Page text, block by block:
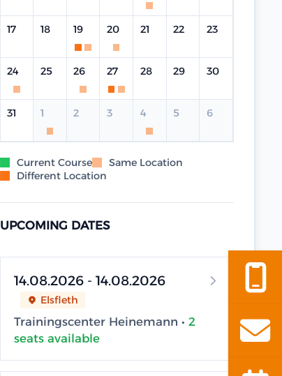
17 18 19 20 21 22 23
24 25 26 27 28 29 30
31 1 2 3 4 5 6
Current Course
Same Location
Different Location
UPCOMING DATES
14.08.2026 - 14.08.2026
Elsfleth
Trainingscenter Heinemann • 2
seats available